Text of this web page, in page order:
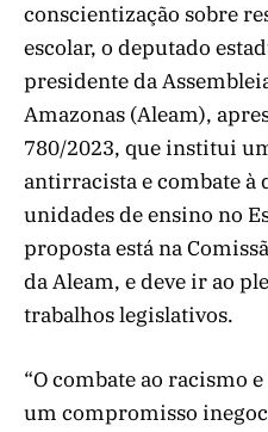
conscientização sobre
escolar, o deputado
presidente da
Amazonas (Aleam),
780/2023, que institui
antirracista e combate
unidades de ensino no
proposta está na
da Aleam, e deve ir ao
trabalhos legislativos.
“O combate ao racismo
um compromisso